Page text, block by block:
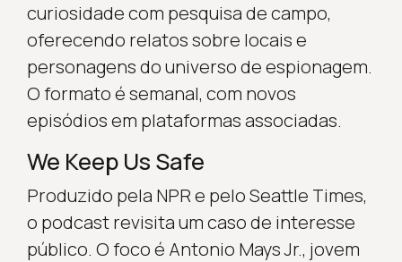
curiosidade com pesquisa de campo,
oferecendo relatos sobre locais e
personagens do universo de espionagem.
O formato é semanal, com novos
episódios em plataformas associadas.
We Keep Us Safe
Produzido pela NPR e pelo Seattle Times,
o podcast revisita um caso de interesse
público. O foco é Antonio Mays Jr., jovem